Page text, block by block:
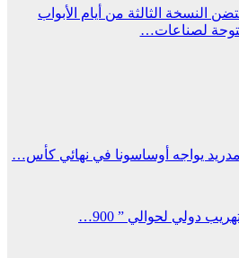
النسخة الثالثة من أيام الأبواب
لصناعات…
يواجه أوساسونا في نهائي كأس…
دولي لحوالي ” 900…